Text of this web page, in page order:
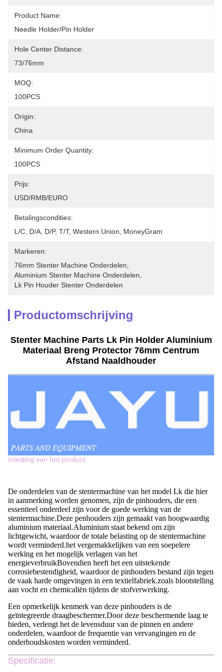
Product Name:
Needle Holder/Pin Holder
Hole Center Distance:
73/76mm
MOQ:
100PCS
Origin:
China
Minimum Order Quantity:
100PCS
Prijs:
USD/RMB/EURO
Betalingscondities:
L/C, D/A, D/P, T/T, Western Union, MoneyGram
Markeren:
76mm Stenter Machine Onderdelen
Aluminium Stenter Machine Onderdelen
Lk Pin Houder Stenter Onderdelen
Productomschrijving
Stenter Machine Parts Lk Pin Holder Aluminium
Materiaal Breng Protector 76mm Centrum
Afstand Naaldhouder
Inleiding van het product
De onderdelen van de stentermachine van het model Lk die hier
in aanmerking worden genomen, zijn de pinhouders, die een
essentieel onderdeel zijn voor de goede werking van de
stentermachine.Deze penhouders zijn gemaakt van hoogwaardig
aluminium materiaal.Aluminium staat bekend om zijn
lichtgewicht, waardoor de totale belasting op de stentermachine
wordt verminderd.het vergemakkelijken van een soepelere
werking en het mogelijk verlagen van het
energieverbruikBovendien heeft het een uitstekende
corrosiebestendigheid, waardoor de pinhouders bestand zijn tegen
de vaak harde omgevingen in een textielfabriek.zoals blootstelling
aan vocht en chemicaliën tijdens de stofverwerking.
Een opmerkelijk kenmerk van deze pinhouders is de
geïntegreerde draagbeschermer.Door deze beschermende laag te
bieden, verlengt het de levensduur van de pinnen en andere
onderdelen, waardoor de frequentie van vervangingen en de
onderhoudskosten worden verminderd.
Specificatie: